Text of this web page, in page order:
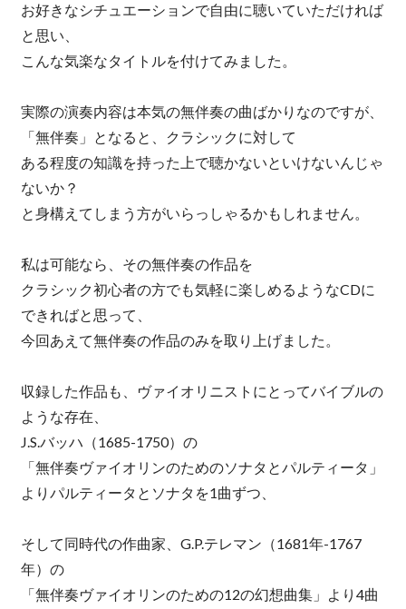
お好きなシチュエーションで自由に聴いていただければ
と思い、
こんな気楽なタイトルを付けてみました。
実際の演奏内容は本気の無伴奏の曲ばかりなのですが、
「無伴奏」となると、クラシックに対して
ある程度の知識を持った上で聴かないといけないんじゃ
ないか？
と身構えてしまう方がいらっしゃるかもしれません。
私は可能なら、その無伴奏の作品を
クラシック初心者の方でも気軽に楽しめるようなCDに
できればと思って、
今回あえて無伴奏の作品のみを取り上げました。
収録した作品も、ヴァイオリニストにとってバイブルの
ような存在、
J.S.バッハ（1685-1750）の
「無伴奏ヴァイオリンのためのソナタとパルティータ」
よりパルティータとソナタを1曲ずつ、
そして同時代の作曲家、G.P.テレマン（1681年-1767
年）の
「無伴奏ヴァイオリンのための12の幻想曲集」より4曲